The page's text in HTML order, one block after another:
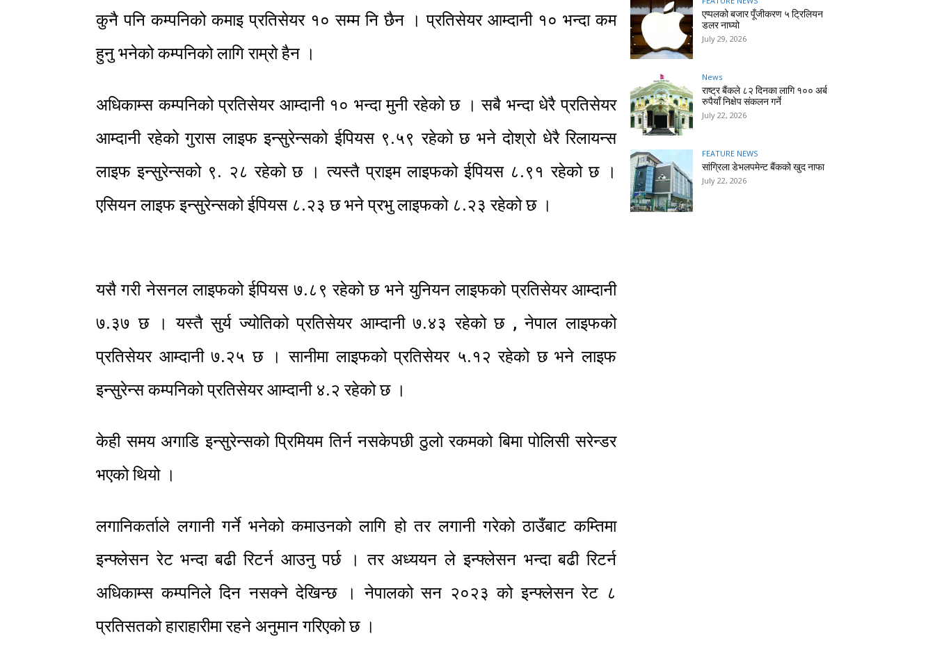
कुनै पनि कम्पनिको कमाइ प्रतिसेयर १० सम्म नि छैन । प्रतिसेयर आम्दानी १० भन्दा कम
हुनु भनेको कम्पनिको लागि राम्रो हैन ।
अधिकाम्स कम्पनिको प्रतिसेयर आम्दानी १० भन्दा मुनी रहेको छ । सबै भन्दा धेरै प्रतिसेयर
आम्दानी रहेको गुरास लाइफ इन्सुरेन्सको ईपियस ९.५९ रहेको छ भने दोश्रो धेरै रिलायन्स
लाइफ इन्सुरेन्सको ९. २८ रहेको छ । त्यस्तै प्राइम लाइफको ईपियस ८.९१ रहेको छ ।
एसियन लाइफ इन्सुरेन्सको ईपियस ८.२३ छ भने प्रभु लाइफको ८.२३ रहेको छ ।
यसै गरी नेसनल लाइफको ईपियस ७.८९ रहेको छ भने युनियन लाइफको प्रतिसेयर आम्दानी
७.३७ छ । यस्तै सुर्य ज्योतिको प्रतिसेयर आम्दानी ७.४३ रहेको छ , नेपाल लाइफको
प्रतिसेयर आम्दानी ७.२५ छ । सानीमा लाइफको प्रतिसेयर ५.१२ रहेको छ भने लाइफ
इन्सुरेन्स कम्पनिको प्रतिसेयर आम्दानी ४.२ रहेको छ ।
केही समय अगाडि इन्सुरेन्सको प्रिमियम तिर्न नसकेपछी ठुलो रकमको बिमा पोलिसी सरेन्डर
भएको थियो ।
लगानिकर्ताले लगानी गर्ने भनेको कमाउनको लागि हो तर लगानी गरेको ठाउँबाट कम्तिमा
इन्फ्लेसन रेट भन्दा बढी रिटर्न आउनु पर्छ । तर अध्ययन ले इन्फ्लेसन भन्दा बढी रिटर्न
अधिकाम्स कम्पनिले दिन नसक्ने देखिन्छ । नेपालको सन २०२३ को इन्फ्लेसन रेट ८
प्रतिसतको हाराहारीमा रहने अनुमान गरिएको छ ।
एप्पलको बजार पूँजीकरण ५ ट्रिलियन
डलर नाघ्यो
July 29, 2026
News
राष्ट्र बैंकले ८२ दिनका लागि १०० अर्ब
रुपैयाँ निक्षेप संकलन गर्ने
July 22, 2026
FEATURE NEWS
सांग्रिला डेभलपमेन्ट बैंकको खुद नाफा
July 22, 2026